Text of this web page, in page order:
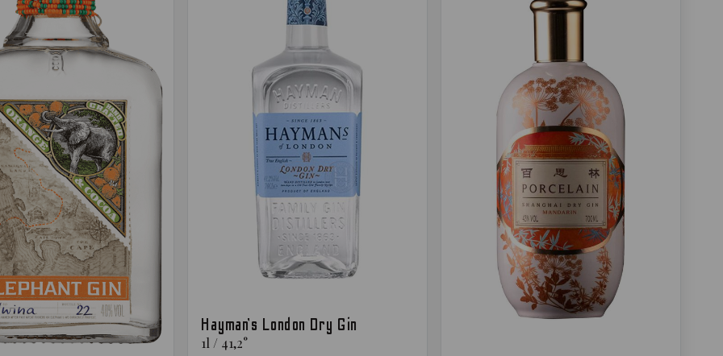
Hayman’s London Dry Gin
1l/ 41,2°